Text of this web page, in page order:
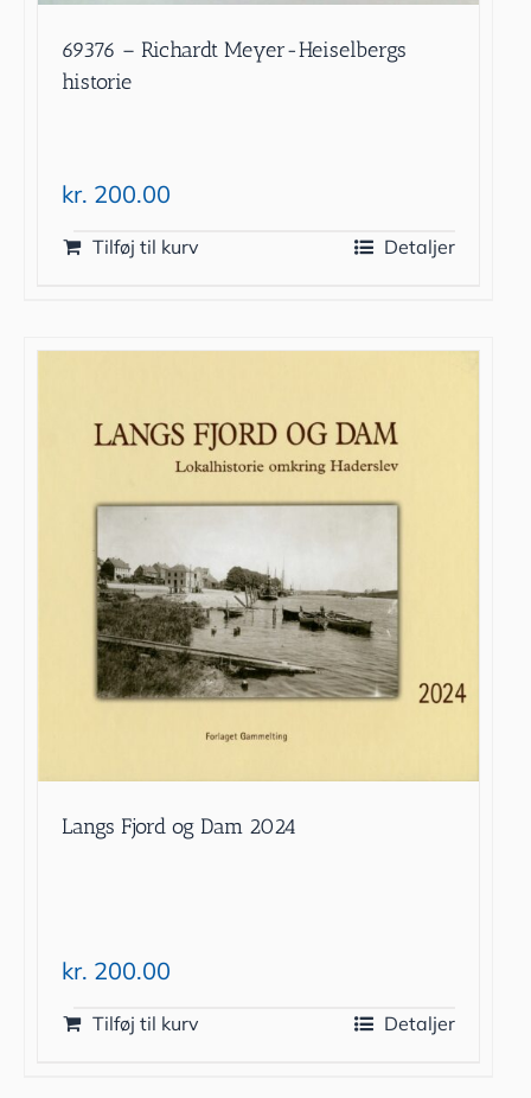
69376 – Richardt Meyer-Heiselbergs
historie
kr. 200.00
Tilføj til kurv Detaljer
Langs Fjord og Dam 2024
kr. 200.00
Tilføj til kurv Detaljer